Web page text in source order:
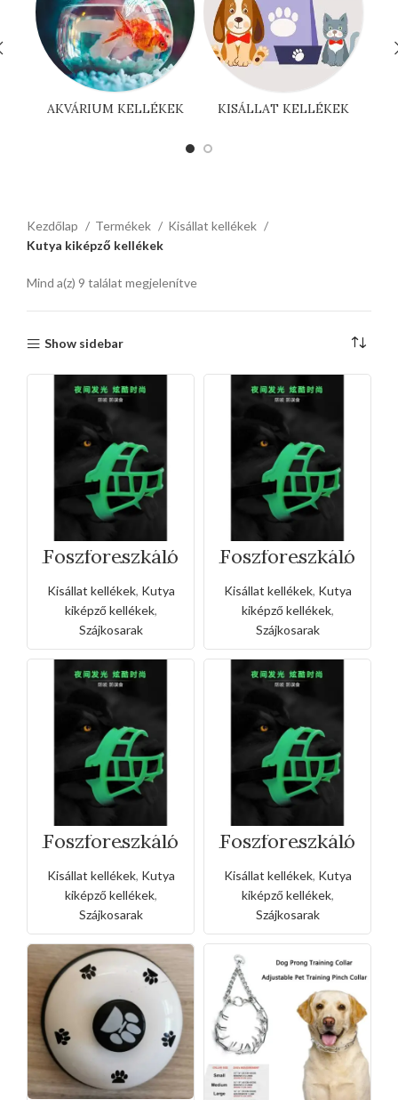
AKVÁRIUM KELLÉKEK KISÁLLAT KELLÉKEK
Kezdőlap Termékek
Kisállat kellékek
Kutya kiképző kellékek
Mind a(z) 9 találat megjelenítve
Show sidebar
Foszforeszkáló
kutya szájkosár
– L
Kisállat kellékek, Kutya
kiképző kellékek,
Szájkosarak
Foszforeszkáló
kutya szájkosár
– M
Kisállat kellékek, Kutya
kiképző kellékek,
Szájkosarak
Foszforeszkáló
kutya szájkosár
– S
Kisállat kellékek, Kutya
kiképző kellékek,
Szájkosarak
Foszforeszkáló
kutya szájkosár
– XL
Kisállat kellékek, Kutya
kiképző kellékek,
Szájkosarak